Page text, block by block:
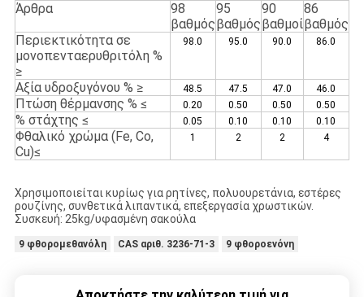
Άρθρα
98
βαθμός
95
βαθμός
90
βαθμοί
86
βαθμός
Περιεκτικότητα σε
μονοπενταερυθριτόλη %
≥
98.0 95.0 90.0 86.0
Αξία υδροξυγόνου % ≥ 48.5 47.5 47.0 46.0
Πτώση θέρμανσης % ≤ 0.20 0.50 0.50 0.50
% στάχτης ≤ 0.05 0.10 0.10 0.10
Φθαλικό χρώμα (Fe, Co,
Cu)≤
1 2 2 4
Χρησιμοποιείται κυρίως για ρητίνες, πολυουρετάνια, εστέρες
ρουζίνης, συνθετικά λιπαντικά, επεξεργασία χρωστικών.
Συσκευή: 25kg/υφασμένη σακούλα
9 φθορομεθανόλη CAS αριθ. 3236-71-3 9 φθοροενόνη